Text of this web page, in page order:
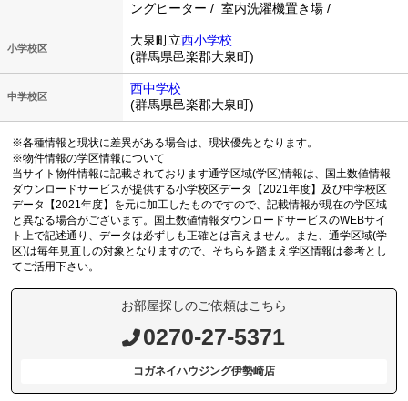
ングヒーター / 室内洗濯機置き場 /
小学校区
大泉町立西小学校
(群馬県邑楽郡大泉町)
中学校区
西中学校
(群馬県邑楽郡大泉町)
※各種情報と現状に差異がある場合は、現状優先となります。
※物件情報の学区情報について
当サイト物件情報に記載されております通学区域(学区)情報は、国土数値情報
ダウンロードサービスが提供する小学校区データ【2021年度】及び中学校区
データ【2021年度】を元に加工したものですので、記載情報が現在の学区域
と異なる場合がございます。国土数値情報ダウンロードサービスのWEBサイ
ト上で記述通り、データは必ずしも正確とは言えません。また、通学区域(学
区)は毎年見直しの対象となりますので、そちらを踏まえ学区情報は参考とし
てご活用下さい。
お部屋探しのご依頼はこちら
0270-27-5371
コガネイハウジング伊勢崎店